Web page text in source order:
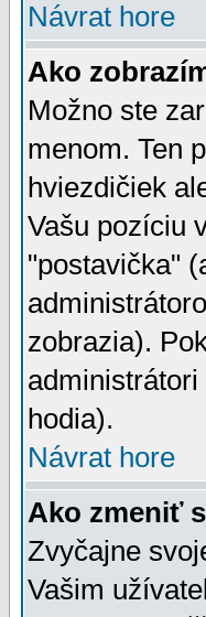
Návrat hore
Ako
Možno ste
menom. Ten
hviezdičiek
Vašu pozíciu
"postavička"
zobrazia).
hodia).
Návrat hore
Ako zmeniť
Zvyčajne
Vašim